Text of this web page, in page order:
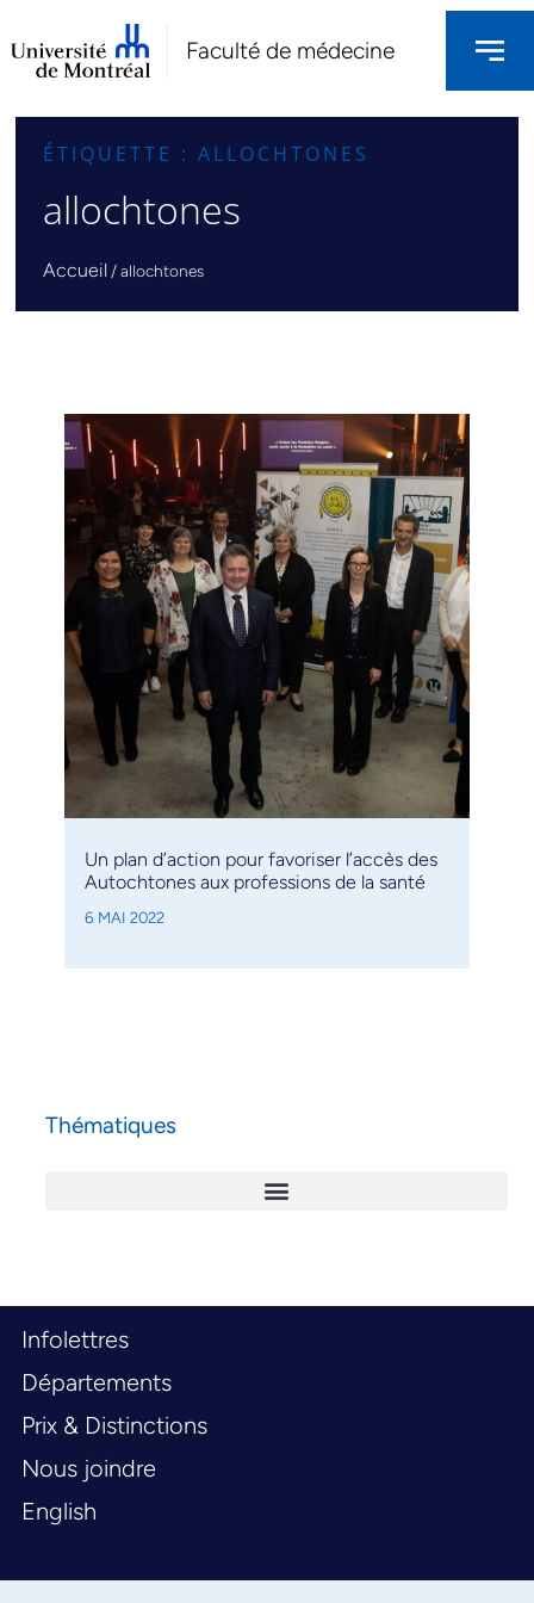
Faculté de médecine
ÉTIQUETTE : ALLOCHTONES
allochtones
Accueil /allochtones
Un plan d’action pour favoriser l’accès des
Autochtones aux professions de la santé
6 MAI 2022
Thématiques
Infolettres
Départements
Prix & Distinctions
Nous joindre
English